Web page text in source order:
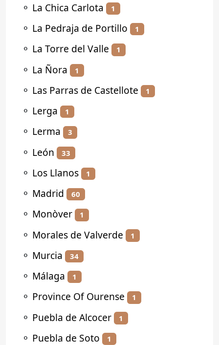
⚬ La Chica Carlota 1
⚬ La Pedraja de Portillo 1
⚬ La Torre del Valle 1
⚬ La Ñora 1
⚬ Las Parras de Castellote 1
⚬ Lerga 1
⚬ Lerma 3
⚬ León 33
⚬ Los Llanos 1
⚬ Madrid 60
⚬ Monòver 1
⚬ Morales de Valverde 1
⚬ Murcia 34
⚬ Málaga 1
⚬ Province Of Ourense 1
⚬ Puebla de Alcocer 1
⚬ Puebla de Soto 1